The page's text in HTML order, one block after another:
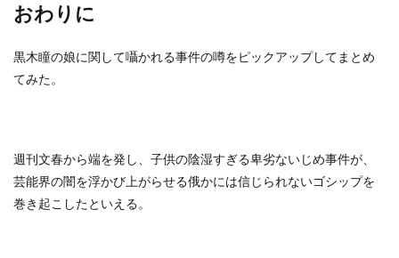
おわりに
黒木瞳の娘に関して囁かれる事件の噂をピックアップしてまとめ
てみた。
週刊文春から端を発し、子供の陰湿すぎる卑劣ないじめ事件が、
芸能界の闇を浮かび上がらせる俄かには信じられないゴシップを
巻き起こしたといえる。